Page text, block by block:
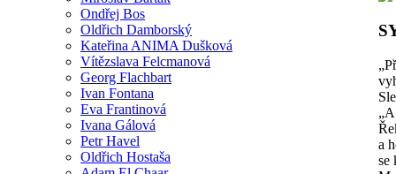
Ondřej Bos
Oldřich Damborský
Kateřina ANIMA Dušková
Vítězslava Felcmanová
Georg Flachbart
Ivan Fontana
Eva Frantinová
Ivana Gálová
Petr Havel
Oldřich Hostaša
a
se